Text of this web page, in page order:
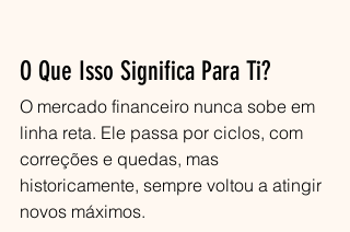
O Que Isso Significa Para Ti?
O mercado financeiro nunca sobe em
linha reta. Ele passa por ciclos, com
correções e quedas, mas
historicamente, sempre voltou a atingir
novos máximos.